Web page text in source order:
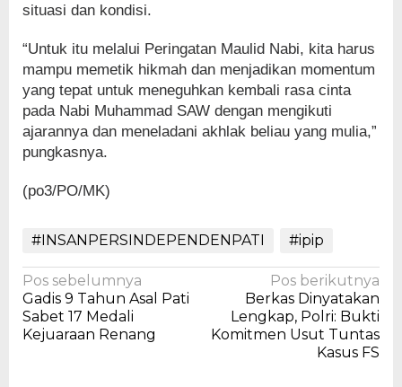
situasi dan kondisi.
“Untuk itu melalui Peringatan Maulid Nabi, kita harus
mampu memetik hikmah dan menjadikan momentum
yang tepat untuk meneguhkan kembali rasa cinta
pada Nabi Muhammad SAW dengan mengikuti
ajarannya dan meneladani akhlak beliau yang mulia,”
pungkasnya.
(po3/PO/MK)
#INSANPERSINDEPENDENPATI #ipip
Navigasi
pos
Pos sebelumnya
Gadis 9 Tahun Asal Pati
Sabet 17 Medali
Kejuaraan Renang
Pos berikutnya
Berkas Dinyatakan
Lengkap, Polri: Bukti
Komitmen Usut Tuntas
Kasus FS